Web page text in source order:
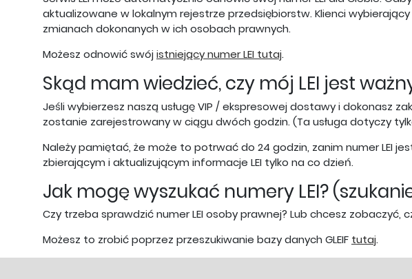
aktualizowane w lokalnym rejestrze przedsiębiorstw. Klienci
zmianach dokonanych w ich osobach prawnych.
Możesz odnowić swój istniejący numer LEI tutaj.
Skąd mam wiedzieć, czy mój LEI jest
Jeśli wybierzesz naszą usługę VIP / ekspresowej dostawy i dokonasz
zostanie zarejestrowany w ciągu dwóch godzin. (Ta usługa dotyczy
Należy pamiętać, że może to potrwać do 24 godzin, zanim numer LEI
zbierającym i aktualizującym informacje LEI tylko na co dzień.
Jak mogę wyszukać numery LEI?
Czy trzeba sprawdzić numer LEI osoby prawnej? Lub chcesz zobaczyć,
Możesz to zrobić poprzez przeszukiwanie bazy danych GLEIF tutaj.